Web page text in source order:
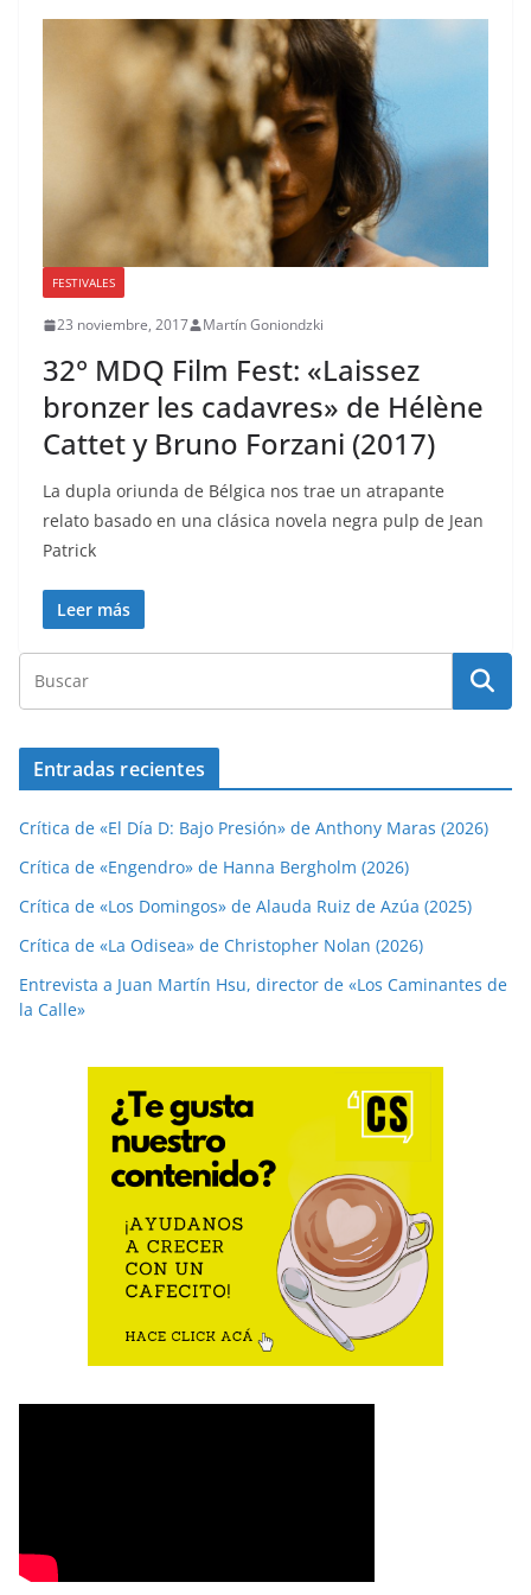
FESTIVALES
23 noviembre, 2017 Martín Goniondzki
32° MDQ Film Fest: «Laissez
bronzer les cadavres» de Hélène
Cattet y Bruno Forzani (2017)
La dupla oriunda de Bélgica nos trae un atrapante
relato basado en una clásica novela negra pulp de Jean
Patrick
Leer más
Entradas recientes
Crítica de «El Día D: Bajo Presión» de Anthony Maras (2026)
Crítica de «Engendro» de Hanna Bergholm (2026)
Crítica de «Los Domingos» de Alauda Ruiz de Azúa (2025)
Crítica de «La Odisea» de Christopher Nolan (2026)
Entrevista a Juan Martín Hsu, director de «Los Caminantes de
la Calle»